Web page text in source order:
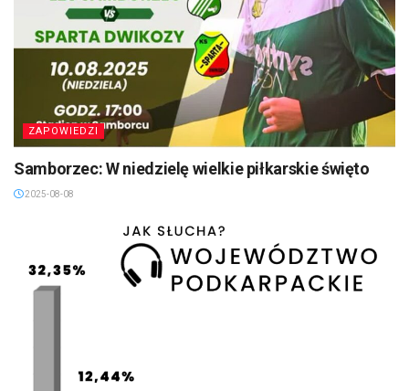
ZAPOWIEDZI
Samborzec: W niedzielę wielkie piłkarskie święto
2025-08-08